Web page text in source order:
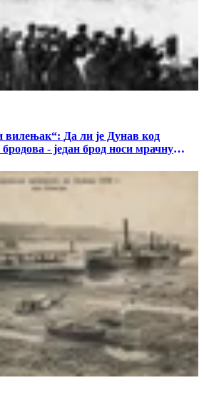
вилењак“: Да ли је Дунав код
- један брод носи мрачну